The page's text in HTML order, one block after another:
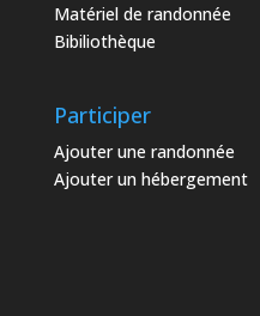
Matériel de randonnée
Bibiliothèque
Participer
Ajouter une randonnée
Ajouter un hébergement